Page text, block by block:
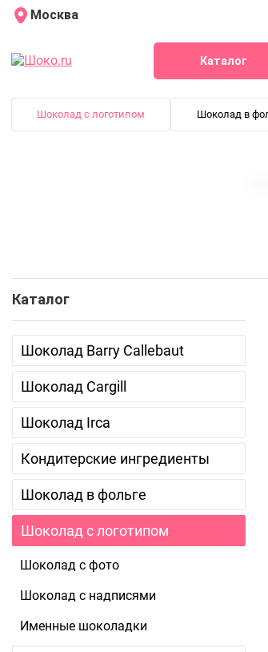
Москва
Каталог
Шоколад с логотипом Шоколад в
Каталог
Шоколад Barry Callebaut
Шоколад Cargill
Шоколад Irca
Кондитерские ингредиенты
Шоколад в фольге
Шоколад с логотипом
Шоколад с фото
Шоколад с надписями
Именные шоколадки